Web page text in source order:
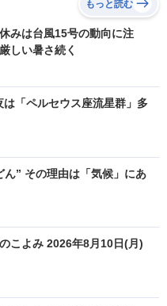
もっと読む
みは台風15号の動向に注
しい暑さ続く
「ペルセウス座流星群」多
ん” その理由は「気候」にあ
こよみ 2026年8月10日(月)